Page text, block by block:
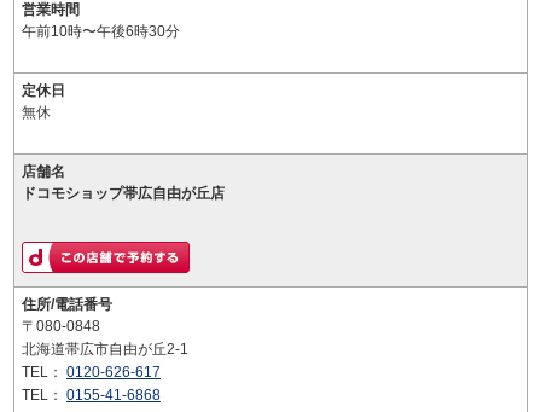
営業時間
午前10時〜午後6時30分
定休日
無休
店舗名
ドコモショップ帯広自由が丘店
住所/電話番号
〒080-0848
北海道帯広市自由が丘2-1
TEL： 0120-626-617
TEL： 0155-41-6868